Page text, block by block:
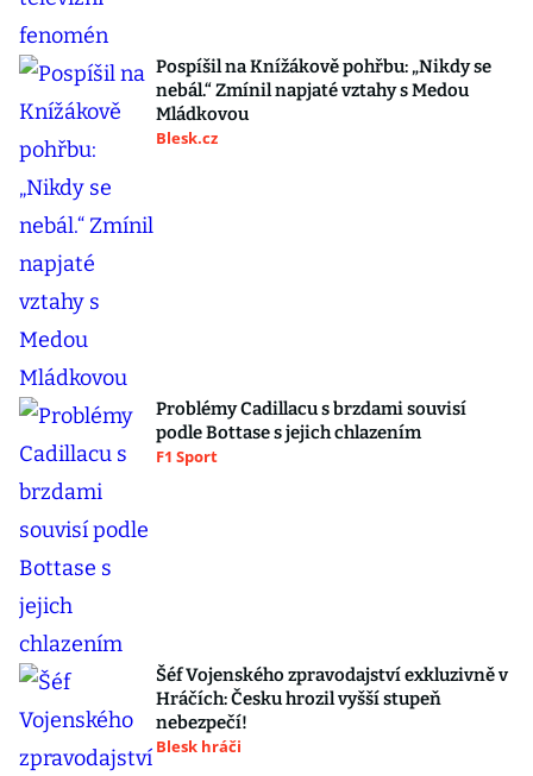
Pospíšil na Knížákově pohřbu: „Nikdy se
nebál.“ Zmínil napjaté vztahy s Medou
Mládkovou
Blesk.cz
Problémy Cadillacu s brzdami souvisí
podle Bottase s jejich chlazením
F1 Sport
Šéf Vojenského zpravodajství exkluzivně v
Hráčích: Česku hrozil vyšší stupeň
nebezpečí!
Blesk hráči